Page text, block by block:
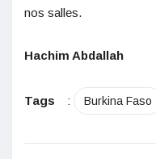
nos salles.
Hachim Abdallah
Tags : Burkina Faso